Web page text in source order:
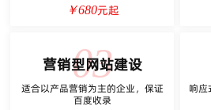
￥680元起
03
营销型网站建设
适合以产品营销为主的企业，保证
百度收录
响应